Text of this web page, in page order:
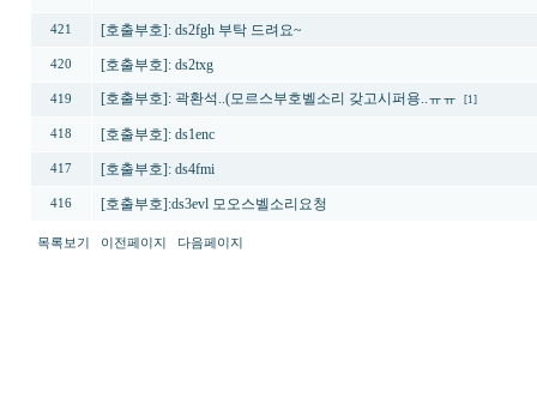
421 [호출부호]: ds2fgh 부탁 드려요~
420 [호출부호]: ds2txg
419 [호출부호]: 곽환석..(모르스부호벨소리 갖고시퍼용..ㅠㅠ [1]
418 [호출부호]: ds1enc
417 [호출부호]: ds4fmi
416 [호출부호]:ds3evl 모오스벨소리요청
목록보기 이전페이지 다음페이지